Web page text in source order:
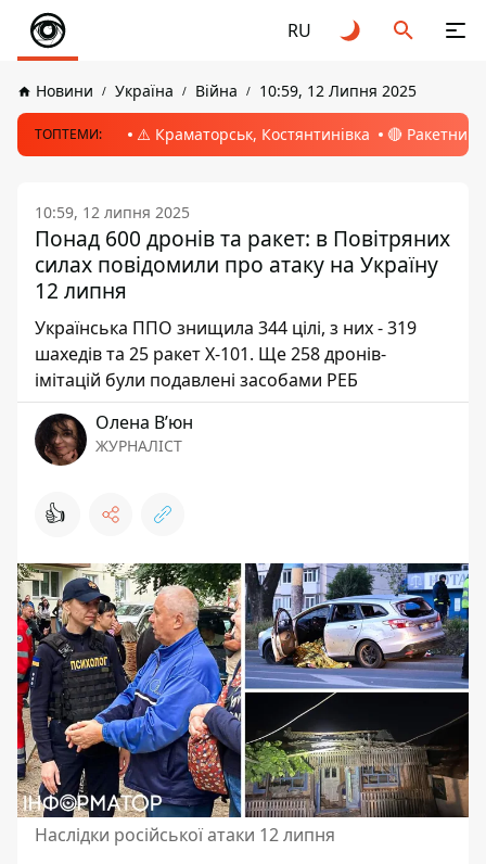
RU
Новини Україна Війна 10:59, 12 Липня 2025
ТОПТЕМИ: ⚠️ Краматорськ, Костянтинівка 🔴 Ракетний
10:59, 12 липня 2025
Понад 600 дронів та ракет: в Повітряних
силах повідомили про атаку на Україну
12 липня
Українська ППО знищила 344 цілі, з них - 319
шахедів та 25 ракет Х-101. Ще 258 дронів-
імітацій були подавлені засобами РЕБ
Олена Вʼюн
ЖУРНАЛІСТ
👍
Наслідки російської атаки 12 липня